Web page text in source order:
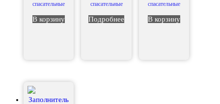
спасательные
В корзину
спасательные
Подробнее
спасательные
В корзину